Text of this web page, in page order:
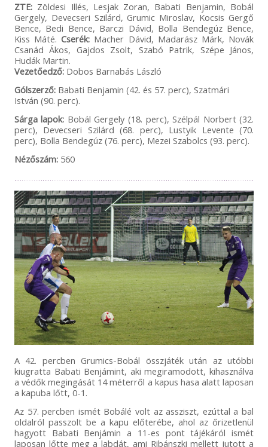
ZTE:Zöldesi Illés, Lesjak Zoran, Babati Benjamin, Bobál
Gergely, Devecseri Szilárd, Grumic Miroslav, Kocsis Gergő
Bence, Bedi Bence, Barczi Dávid, Bolla Bendegúz Bence,
Kiss Máté.Cserék: Macher Dávid, Madarász Márk, Novák
Csanád Ákos, Gajdos Zsolt, Szabó Patrik, Szépe János,
Hudák Martin.
Vezetőedző:Dobos Barnabás László
Gólszerző:Babati Benjamin (42. és 57. perc), Szatmári
István (90. perc).
Sárga lapok: Bobál Gergely (18. perc), Szélpál Norbert (32.
perc), Devecseri Szilárd (68. perc), Lustyik Levente (70.
perc), Bolla Bendegúz (76. perc), Mezei Szabolcs (93. perc).
Nézőszám:560
A 42. percben Grumics-Bobál összjáték után az utóbbi
kiugratta Babati Benjámint, aki megiramodott, kihasználva
a védők megingását 14 méterről a kapus hasa alatt laposan
a kapuba lőtt, 0-1.
Az 57. percben ismét Bobálé volt az assziszt, ezúttal a bal
oldalról passzolt be a kapu előterébe, ahol az őrizetlenül
hagyott Babati Benjámin a 11-es pont tájékáról ismét
laposan lőtte meg a labdát, ami Ribánszki mellett jutott a